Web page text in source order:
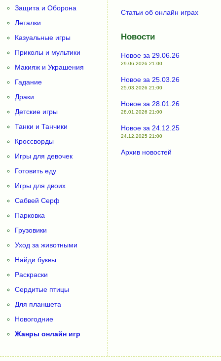
Защита и Оборона
Леталки
Казуальные игры
Приколы и мультики
Макияж и Украшения
Гадание
Драки
Детские игры
Танки и Танчики
Кроссворды
Игры для девочек
Готовить еду
Игры для двоих
Сабвей Серф
Парковка
Грузовики
Уход за животными
Найди буквы
Раскраски
Сердитые птицы
Для планшета
Новогодние
Жанры онлайн игр
Статьи об онлайн играх
Новости
Новое за 29.06.26
29.06.2026 21:00
Новое за 25.03.26
25.03.2026 21:00
Новое за 28.01.26
28.01.2026 21:00
Новое за 24.12.25
24.12.2025 21:00
Архив новостей